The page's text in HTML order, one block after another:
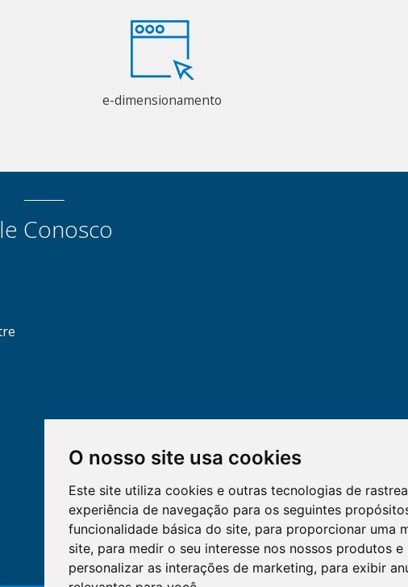
O nosso site usa cookies
Este site utiliza cookies e outras tecnologias de
experiência de navegação para os seguintes
funcionalidade básica do site, para proporcionar uma
site, para medir o seu interesse nos nossos produtos e
personalizar as interações de marketing, para exibir
e-dimensionamento
Conosco